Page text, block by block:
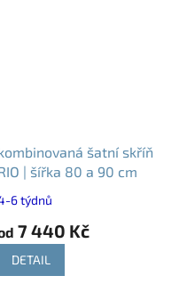
šatní skříň
| šířka 80 a 90 cm
6 týdnů
7 440 Kč
DETAIL